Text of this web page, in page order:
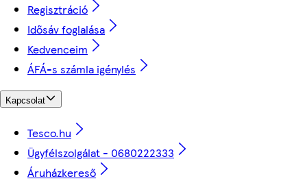
Regisztráció
Idősáv foglalása
Kedvenceim
ÁFÁ-s számla igénylés
Kapcsolat
Tesco.hu
Ügyfélszolgálat - 0680222333
Áruházkereső